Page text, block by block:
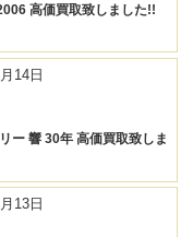
高価買取致しました!!
14日
ー 響 30年 高価買取致しま
13日